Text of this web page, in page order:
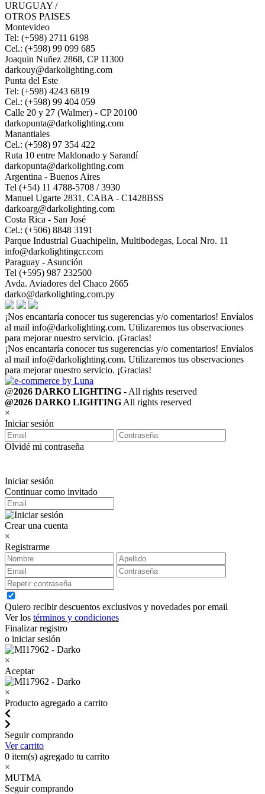
URUGUAY /
OTROS PAISES
Montevideo
Tel: (+598) 2711 6198
Cel.: (+598) 99 099 685
Joaquin Nuñez 2868, CP 11300
darkouy@darkolighting.com
Punta del Este
Tel: (+598) 4243 6819
Cel.: (+598) 99 404 059
Calle 20 y 27 (Walmer) - CP 20100
darkopunta@darkolighting.com
Manantiales
Cel.: (+598) 97 354 422
Ruta 10 entre Maldonado y Sarandí
darkopunta@darkolighting.com
Argentina - Buenos Aires
Tel (+54) 11 4788-5708 / 3930
Manuel Ugarte 2831. CABA - C1428BSS
darkoarg@darkolighting.com
Costa Rica - San José
Cel.: (+506) 8848 3191
Parque Industrial Guachipelin, Multibodegas, Local Nro. 11
info@darkolightingcr.com
Paraguay - Asunción
Tel (+595) 987 232500
Avda. Aviadores del Chaco 2665
darko@darkolighting.com.py
¡Nos encantaría conocer tus sugerencias y/o comentarios! Envíalos
al mail info@darkolighting.com. Utilizaremos tus observaciones
para mejorar nuestro servicio. ¡Gracias!
¡Nos encantaría conocer tus sugerencias y/o comentarios! Envíalos
al mail info@darkolighting.com. Utilizaremos tus observaciones
para mejorar nuestro servicio. ¡Gracias!
@2026 DARKO LIGHTING - All rights reserved
@2026 DARKO LIGHTINGAll rights reserved
×
Iniciar sesión
Olvidé mi contraseña
Iniciar sesión
Continuar como invitado
Crear una cuenta
×
Registrarme
Quiero recibir descuentos exclusivos y novedades por email
Ver los términos y condiciones
Finalizar registro
o iniciar sesión
×
Aceptar
×
Producto agregado a carrito
Seguir comprando
Ver carrito
0 item(s) agregado tu carrito
×
MUTMA
Seguir comprando